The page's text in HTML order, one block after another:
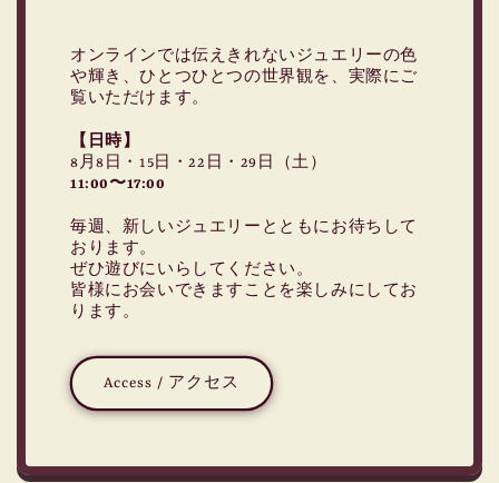
オンラインでは伝えきれないジュエリーの色
や輝き、ひとつひとつの世界観を、実際にご
覧いただけます。
【日時】
8月8日・15日・22日・29日（土）
11:00〜17:00
毎週、新しいジュエリーとともにお待ちして
おります。
ぜひ遊びにいらしてください。
皆様にお会いできますことを楽しみにしてお
ります。
Access / アクセス